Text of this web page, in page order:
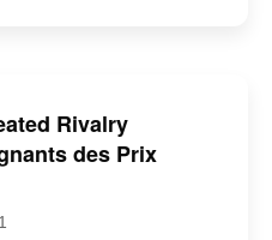
Rivalry
des Prix